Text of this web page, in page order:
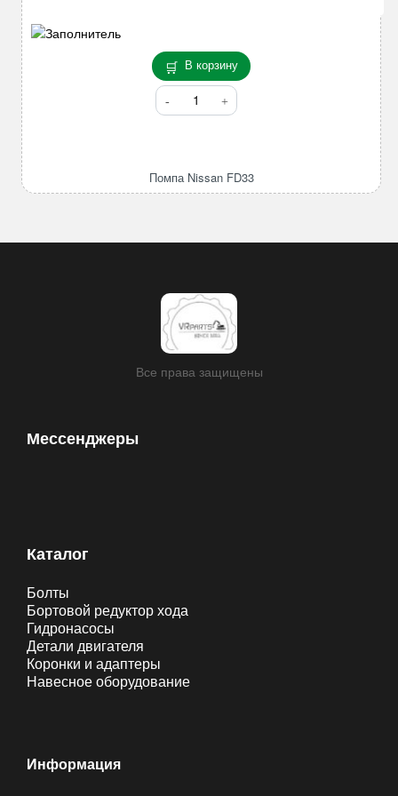
В корзину
Количество
товара
Помпа Nissan FD33
Все права защищены
Мессенджеры
Каталог
Болты
Бортовой редуктор хода
Гидронасосы
Детали двигателя
Коронки и адаптеры
Навесное оборудование
Информация